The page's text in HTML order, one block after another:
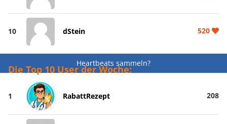
10 dStein 520
Heartbeats sammeln?
Die Top 10 User der Woche:
1 RabattRezept 208